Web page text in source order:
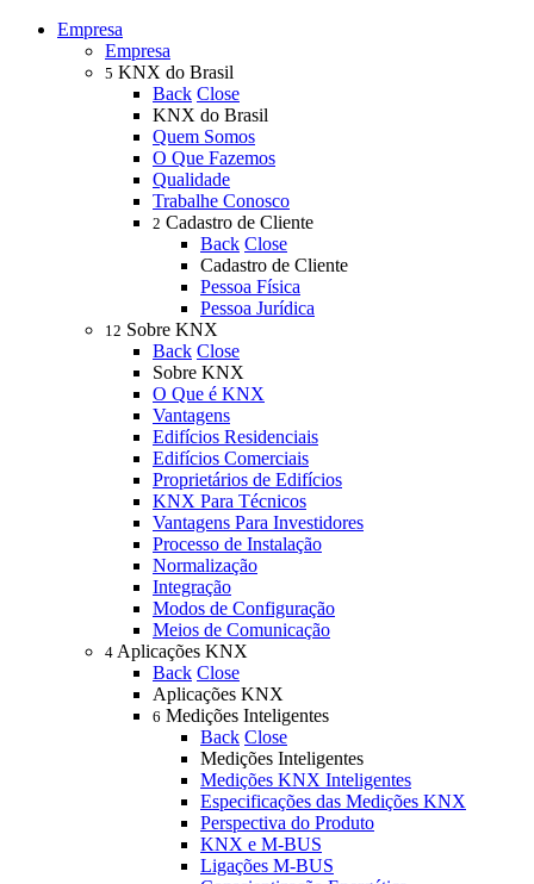
Empresa
Empresa
5 KNX do Brasil
Back Close
KNX do Brasil
Quem Somos
O Que Fazemos
Qualidade
Trabalhe Conosco
2 Cadastro de Cliente
Back Close
Cadastro de Cliente
Pessoa Física
Pessoa Jurídica
12 Sobre KNX
Back Close
Sobre KNX
O Que é KNX
Vantagens
Edifícios Residenciais
Edifícios Comerciais
Proprietários de Edifícios
KNX Para Técnicos
Vantagens Para Investidores
Processo de Instalação
Normalização
Integração
Modos de Configuração
Meios de Comunicação
4 Aplicações KNX
Back Close
Aplicações KNX
6 Medições Inteligentes
Back Close
Medições Inteligentes
Medições KNX Inteligentes
Especificações das Medições KNX
Perspectiva do Produto
KNX e M-BUS
Ligações M-BUS